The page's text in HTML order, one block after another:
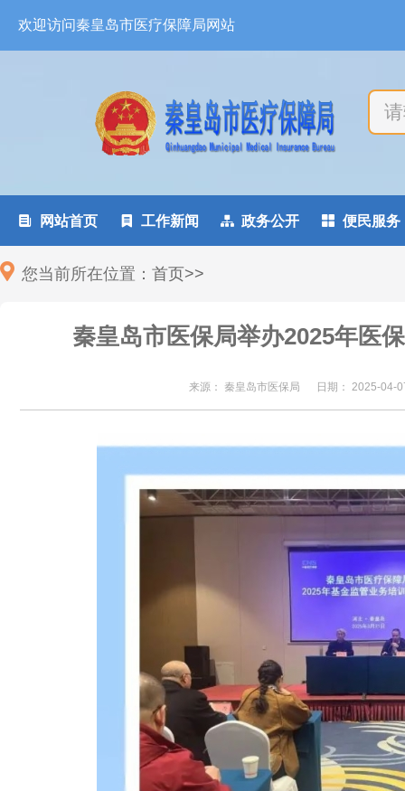
欢迎访问秦皇岛市医疗保障局网站
 网站首页  工作新闻  政务公开  便民服务
您当前所在位置： 首页>>
秦皇岛市医保局举办2025年医
来源： 秦皇岛市医保局 日期： 2025-04-